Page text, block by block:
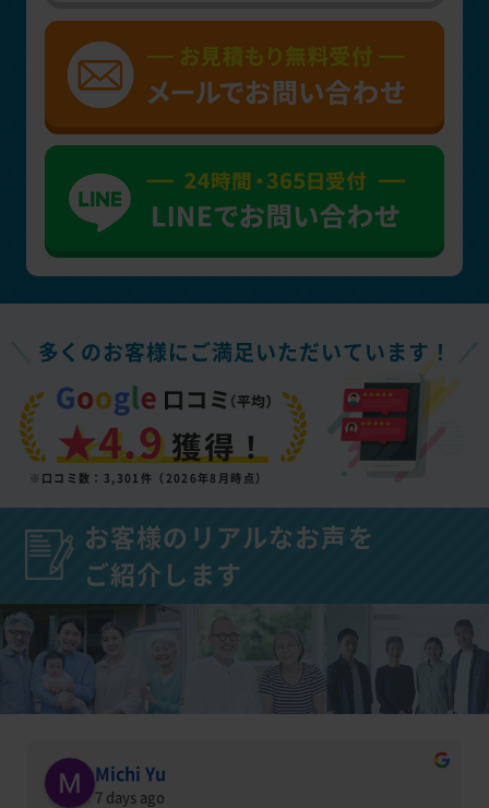
多くのお客様にご満足いただいています！
★4.9獲得！
※口コミ数：3,301件（2026年8月時点）
お客様のリアルなお声を
ご紹介します
Michi Yu
7 days ago